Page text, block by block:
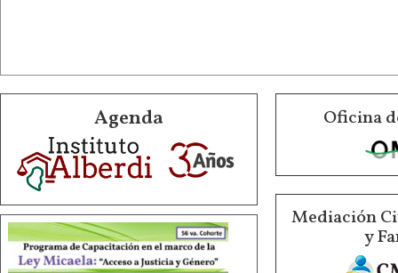
Agenda Oficina
Mediación
y